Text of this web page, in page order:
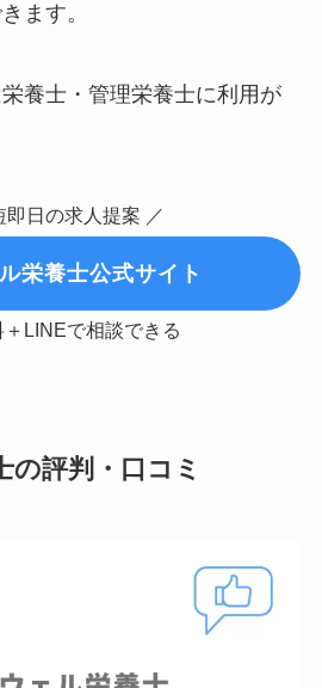
ます。
養士・管理栄養士に利用が
即日の求人提案 ／
栄養士公式サイト
＋LINEで相談できる
の評判・口コミ